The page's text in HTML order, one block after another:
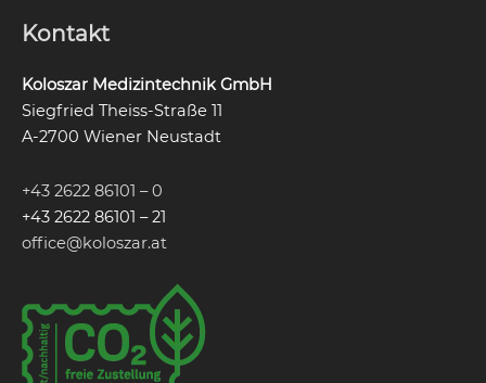
Kontakt
Koloszar Medizintechnik GmbH
Siegfried Theiss-Straße 11
A-2700 Wiener Neustadt
+43 2622 86101 – 0
+43 2622 86101 – 21
office@koloszar.at